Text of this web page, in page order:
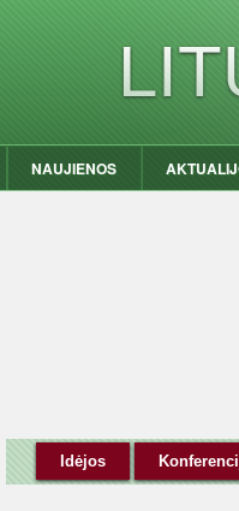
NAUJIENOS
Idėjos